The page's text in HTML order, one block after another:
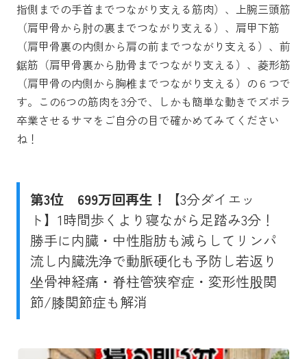
指側までの手首までつながり支える筋肉）、上腕三頭筋
（肩甲骨から肘の裏までつながり支える）、肩甲下筋
（肩甲骨裏の内側から肩の前までつながり支える）、前
鋸筋（肩甲骨裏から肋骨までつながり支える）、菱形筋
（肩甲骨の内側から胸椎までつながり支える）の６つで
す。この6つの筋肉を3分で、しかも簡単な動きでズボラ
卒業させるサマをご自分の目で確かめてみてください
ね！
第3位 699万回再生！
【3分ダイエッ
ト】1時間歩くより寝ながら足踏み3分！
勝手に内臓・中性脂肪も減らしてリンパ
流し内臓洗浄で動脈硬化も予防し若返り
坐骨神経痛・脊柱管狭窄症・変形性股関
節/膝関節症も解消